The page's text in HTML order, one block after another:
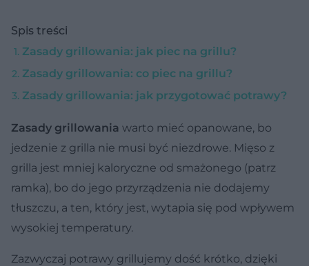
Spis treści
Zasady grillowania: jak piec na grillu?
Zasady grillowania: co piec na grillu?
Zasady grillowania: jak przygotować potrawy?
Zasady grillowania warto mieć opanowane, bo
jedzenie z grilla nie musi być niezdrowe. Mięso z
grilla jest mniej kaloryczne od smażonego (patrz
ramka), bo do jego przyrządzenia nie dodajemy
tłuszczu, a ten, który jest, wytapia się pod wpływem
wysokiej temperatury.
Zazwyczaj potrawy grillujemy dość krótko, dzięki